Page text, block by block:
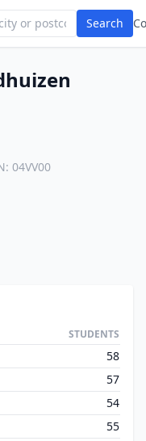
Search
04VV00
STUDENTS
58
57
54
55